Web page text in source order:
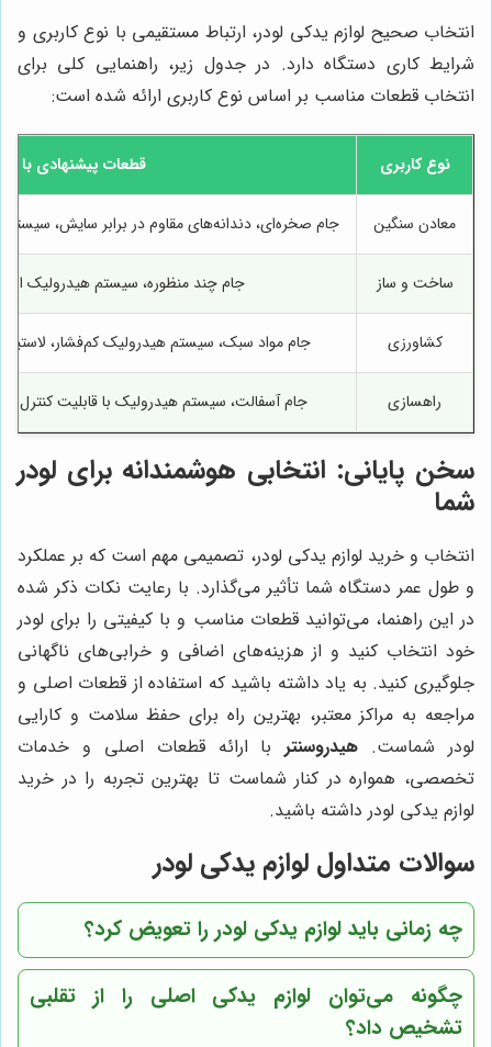
انتخاب صحیح لوازم یدکی لودر، ارتباط مستقیمی با نوع کاربری و
شرایط کاری دستگاه دارد. در جدول زیر، راهنمایی کلی برای
انتخاب قطعات مناسب بر اساس نوع کاربری ارائه شده است:
نوع کاربری قطعات پیشنهادی با
معادن سنگین جام صخره‌ای، دندانه‌های مقاوم در برابر سایش،
ساخت و ساز جام چند منظوره، سیستم هیدرولیک
کشاورزی جام مواد سبک، سیستم هیدرولیک کم‌فشار،
راهسازی جام آسفالت، سیستم هیدرولیک با قابلیت کنترل
سخن پایانی: انتخابی هوشمندانه برای لودر
شما
انتخاب و خرید لوازم یدکی لودر، تصمیمی مهم است که بر عملکرد
و طول عمر دستگاه شما تأثیر می‌گذارد. با رعایت نکات ذکر شده
در این راهنما، می‌توانید قطعات مناسب و با کیفیتی را برای لودر
خود انتخاب کنید و از هزینه‌های اضافی و خرابی‌های ناگهانی
جلوگیری کنید. به یاد داشته باشید که استفاده از قطعات اصلی و
مراجعه به مراکز معتبر، بهترین راه برای حفظ سلامت و کارایی
لودر شماست. هیدروسنتربا ارائه قطعات اصلی و خدمات
تخصصی، همواره در کنار شماست تا بهترین تجربه را در خرید
لوازم یدکی لودر داشته باشید.
سوالات متداول لوازم یدکی لودر
چه زمانی باید لوازم یدکی لودر را تعویض کرد؟
چگونه می‌توان لوازم یدکی اصلی را از تقلبی
تشخیص داد؟